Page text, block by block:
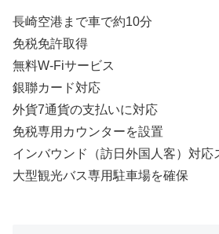
長崎空港まで車で約10分
免税免許取得
無料W-Fiサービス
銀聯カード対応
外貨7通貨の支払いに対応
免税専用カウンターを設置
インバウンド（訪日外国人客）対応
大型観光バス専用駐車場を確保